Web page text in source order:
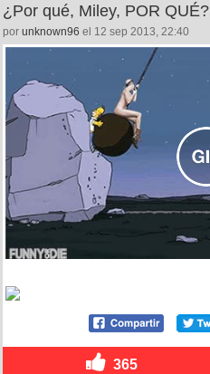
¿Por qué, Miley, POR QUÉ?
por unknown96 el 12 sep 2013, 22:40
365